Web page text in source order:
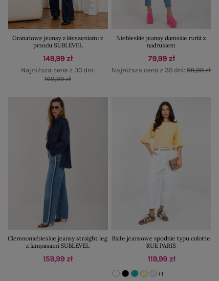
Granatowe jeansy z kieszeniami z
przodu SUBLEVEL
149,99 zł
Najniższa cena z 30 dni:
169,99 zł
Niebieskie jeansy damskie rurki z
nadrukiem
79,99 zł
Najniższa cena z 30 dni:99,99 zł
Ciemnoniebieskie jeansy straight leg
z lampasami SUBLEVEL
159,99 zł
Białe jeansowe spodnie typu culotte
RUE PARIS
119,99 zł
+1